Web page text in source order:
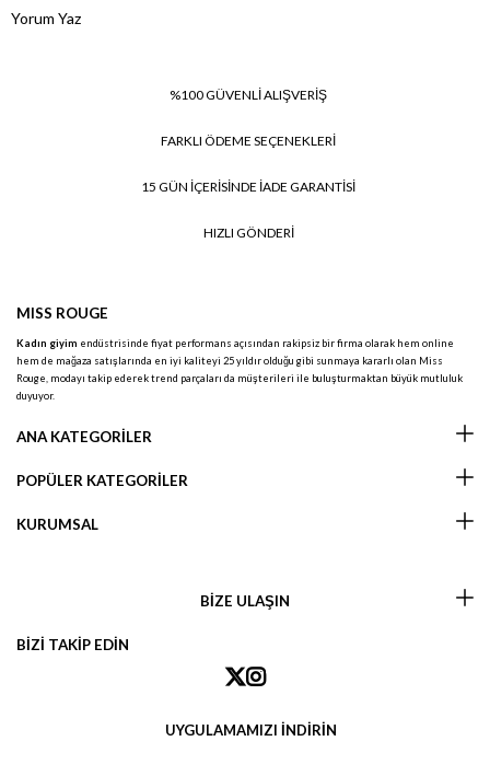
Yorum Yaz
%100 GÜVENLİ ALIŞVERİŞ
FARKLI ÖDEME SEÇENEKLERİ
15 GÜN İÇERİSİNDE İADE GARANTİSİ
HIZLI GÖNDERİ
MISS ROUGE
Kadın giyim endüstrisinde fiyat performans açısından rakipsiz bir firma olarak hem online
hem de mağaza satışlarında en iyi kaliteyi 25 yıldır olduğu gibi sunmaya kararlı olan Miss
Rouge, modayı takip ederek trend parçaları da müşterileri ile buluşturmaktan büyük mutluluk
duyuyor.
ANA KATEGORİLER
POPÜLER KATEGORİLER
KURUMSAL
BİZE ULAŞIN
BİZİ TAKİP EDİN
UYGULAMAMIZI İNDİRİN